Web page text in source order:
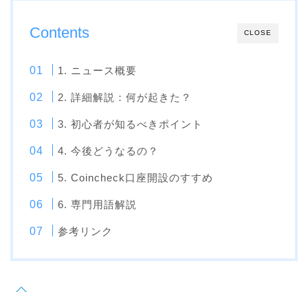
CLOSE
Contents
1. ニュース概要
2. 詳細解説：何が起きた？
3. 初心者が知るべきポイント
4. 今後どうなるの？
5. Coincheck口座開設のすすめ
6. 専門用語解説
参考リンク